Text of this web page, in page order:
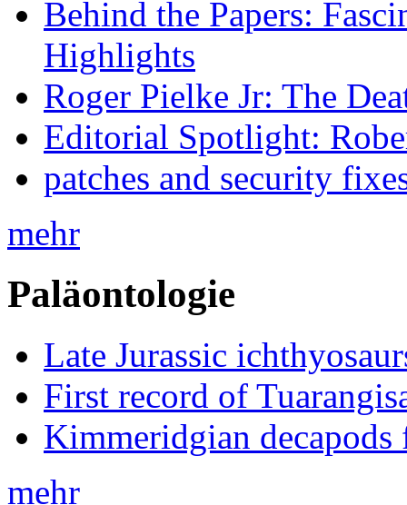
Behind the Papers:
Highlights
Roger Pielke Jr: The
Editorial Spotlight:
patches and security
mehr
Paläontologie
Late Jurassic
First record of
Kimmeridgian
mehr